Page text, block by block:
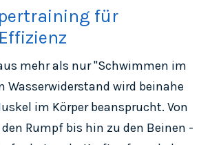
für
mehr als nur "Schwimmen im
Wasserwiderstand wird beinahe
im Körper beansprucht. Von
Rumpf bis hin zu den Beinen -